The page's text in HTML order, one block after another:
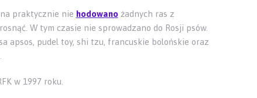
praktycznie nie hodowanożadnych ras z
W tym czasie nie sprowadzano do Rosji psów.
apsos, pudel toy, shi tzu, francuskie bolońskie oraz
w 1997 roku.